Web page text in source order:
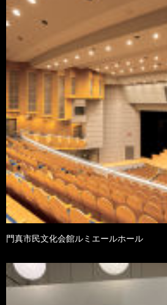
門真市民文化会館ルミエールホール